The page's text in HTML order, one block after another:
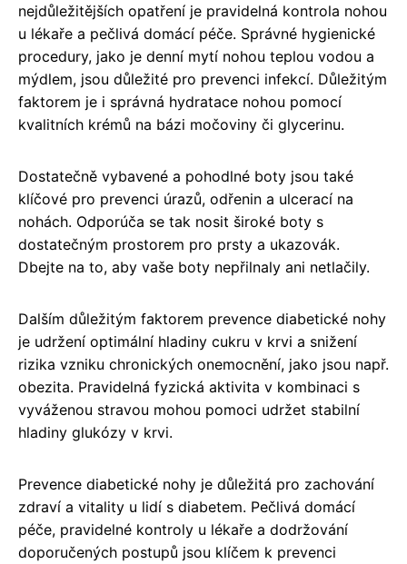
nejdůležitějších opatření je pravidelná kontrola nohou
u lékaře a pečlivá domácí péče. Správné hygienické
procedury, jako je denní mytí nohou teplou vodou a
mýdlem, jsou důležité pro prevenci infekcí. Důležitým
faktorem je i správná hydratace nohou pomocí
kvalitních krémů na bázi močoviny či glycerinu.
Dostatečně vybavené a pohodlné boty jsou také
klíčové pro prevenci úrazů, odřenin a ulcerací na
nohách. Odporúča se tak nosit široké boty s
dostatečným prostorem pro prsty a ukazovák.
Dbejte na to, aby vaše boty nepřilnaly ani netlačily.
Dalším důležitým faktorem prevence diabetické nohy
je udržení optimální hladiny cukru v krvi a snižení
rizika vzniku chronických onemocnění, jako jsou např.
obezita. Pravidelná fyzická aktivita v kombinaci s
vyváženou stravou mohou pomoci udržet stabilní
hladiny glukózy v krvi.
Prevence diabetické nohy je důležitá pro zachování
zdraví a vitality u lidí s diabetem. Pečlivá domácí
péče, pravidelné kontroly u lékaře a dodržování
doporučených postupů jsou klíčem k prevenci